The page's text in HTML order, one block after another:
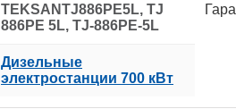
TEKSANTJ886PE5L, TJ
886PE 5L, TJ-886PE-5L
Дизельные
электростанции 700 кВт